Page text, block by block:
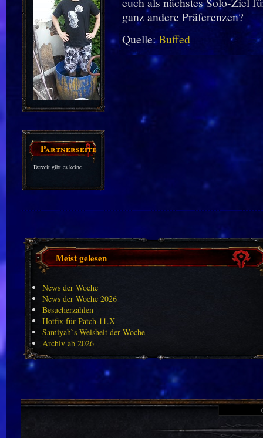
Partnerseiten
Derzeit gibt es keine.
ganz andere Präferenzen?
Quelle:Buffed
Meist gelesen
News der Woche
News der Woche 2026
Besucherzahlen
Hotfix für Patch 11.X
Samiyah`s Weisheit der Woche
Archiv ab 2026